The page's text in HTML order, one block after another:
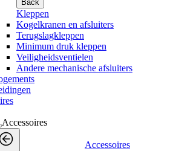
Back
Kleppen
Kogelkranen en afsluiters
Terugslagkleppen
Minimum druk kleppen
Veiligheidsventielen
Andere mechanische afsluiters
Accessoires
Accessoires